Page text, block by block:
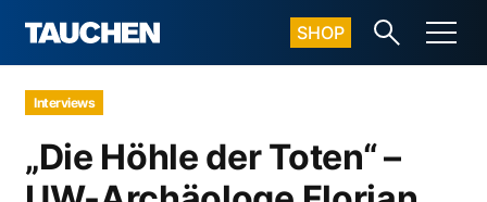
SHOP
Interviews
„Die Höhle der Toten“ –